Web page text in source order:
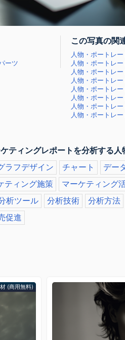
ーツ
この写真の関
人物・ポートレ
人物・ポートレ
人物・ポートレ
人物・ポートレ
人物・ポートレ
人物・ポートレ
人物・ポートレ
人物・ポートレ
ティングレポートを分析する人
ラフデザイン チャート デー
ティング施策 マーケティング
析ツール 分析技術 分析方法
促進
(商用無料)